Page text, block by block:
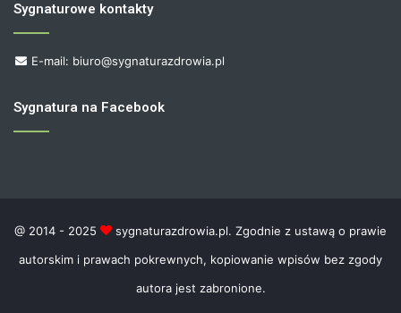
Sygnaturowe kontakty
E-mail: biuro@sygnaturazdrowia.pl
Sygnatura na Facebook
@ 2014 - 2025
sygnaturazdrowia.pl. Zgodnie z ustawą o prawie
autorskim i prawach pokrewnych, kopiowanie wpisów bez zgody
autora jest zabronione.